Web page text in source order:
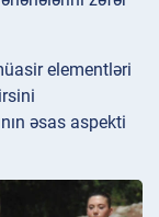
elementləri
əsas aspekti